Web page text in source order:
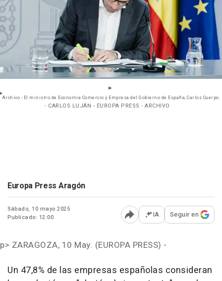
Archivo - El ministro de Economía Comercio y Empresa del Gobierno de España, Carlos Cuerpo.
- CARLOS LUJÁN - EUROPA PRESS - ARCHIVO
Europa Press Aragón
Sábado, 10 mayo 2025
Publicado: 12:00
Abrir opciones para
IA Seguir en
p> ZARAGOZA, 10 May. (EUROPA PRESS) -
Un 47,8% de las empresas españolas consideran